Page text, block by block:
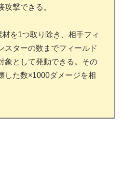
攻撃できる。
を1つ取り除き、相手フィ
スターの数までフィールド
象として発動できる。その
した数×1000ダメージを相